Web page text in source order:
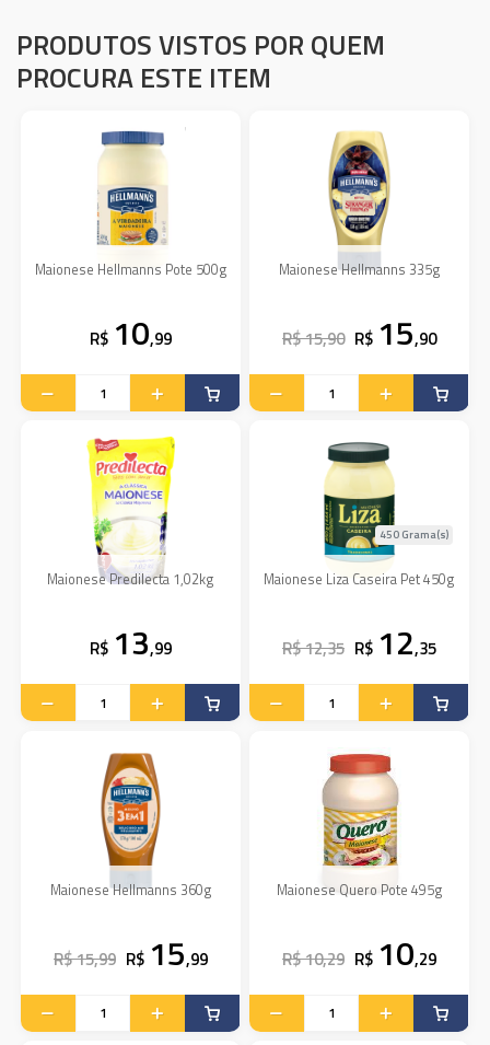
PRODUTOS VISTOS POR QUEM
PROCURA ESTE ITEM
Maionese Hellmanns Pote 500g
R$ 10,99
Maionese Hellmanns 335g
R$ 15,90 R$ 15,90
Maionese Predilecta 1,02kg
R$ 13,99
Maionese Liza Caseira Pet 450g
450 Grama(s)
R$ 12,35 R$ 12,35
Maionese Hellmanns 360g
R$ 15,99 R$ 15,99
Maionese Quero Pote 495g
R$ 10,29 R$ 10,29